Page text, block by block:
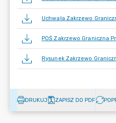
Uchwała Zakrzewo
POŚ Zakrzewo Graniczna
Rysunek Zakrzewo
DRUKUJ ZAPISZ DO PDF